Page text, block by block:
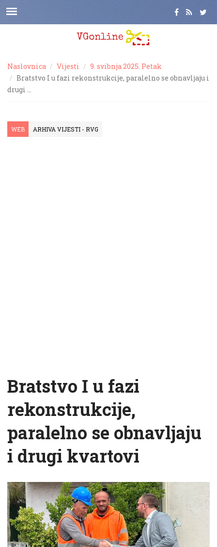
Naslovnica Vijesti
9. svibnja 2025. Petak
Bratstvo I u fazi rekonstrukcije, paralelno se obnavljaju i
drugi …
WEB ARHIVA VIJESTI - RVG
Bratstvo I u fazi
rekonstrukcije,
paralelno se obnavljaju
i drugi kvartovi